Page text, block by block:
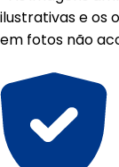
ilustrativas e os
em fotos não